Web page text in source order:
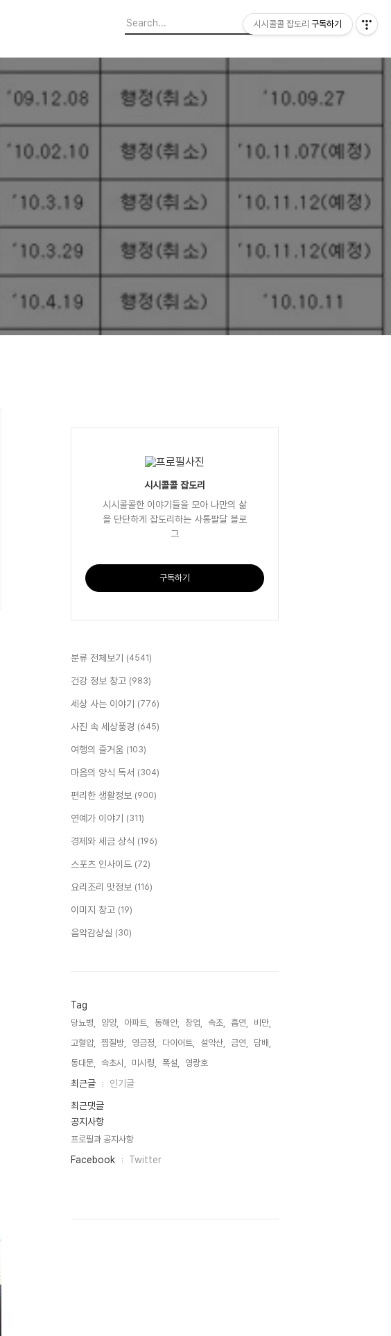
시시콜콜 잡도리
시시콜콜한 이야기들을 모아 나만의 삶
을 단단하게 잡도리하는 사통팔달 블로
그
구독하기
분류 전체보기 (4541)
건강 정보 창고 (983)
세상 사는 이야기 (776)
사진 속 세상풍경 (645)
여행의 즐거움 (103)
마음의 양식 독서 (304)
편리한 생활정보 (900)
연예가 이야기 (311)
경제와 세금 상식 (196)
스포츠 인사이드 (72)
요리조리 맛정보 (116)
이미지 창고 (19)
음악감상실 (30)
Tag
당뇨병, 양양, 아파트, 동해안, 창업, 속초, 흡연,
비만,
고혈압,
찜질방, 영금정, 다이어트, 설악산, 금연,
담배,
동대문,
속초시, 미시령, 폭설, 영랑호,
최
글
인
기
최근글
인기글
최근댓글
공지사항
프로필과 공지사항
페
Facebook Twitter
시시콜콜 잡도리 구독하기